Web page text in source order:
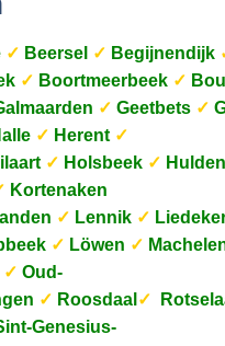
✓ Beersel ✓ Begijnendijk
✓ Boortmeerbeek ✓
✓ Geetbets ✓
✓ Herent ✓
✓ Holsbeek ✓
Kortenaken
✓ Lennik ✓
✓ Löwen ✓
✓ Oud-
✓ Roosdaal ✓
Genesius-